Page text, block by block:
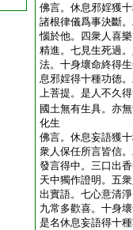
佛言。休息邪婬獲
諸根律儀爲事決斷
惱於他。四衆人喜
精進。七見生死過
法。十身壞命終得
息邪婬得十種功徳
上菩提。是人不久
國土無有生具。亦
化生
佛言。休息妄語獲
衆人保任所言皆信
發言得中。三口出
天中獨作證明。五
出實語。七心意清
九常多歡喜。十身
是名休息妄語得十